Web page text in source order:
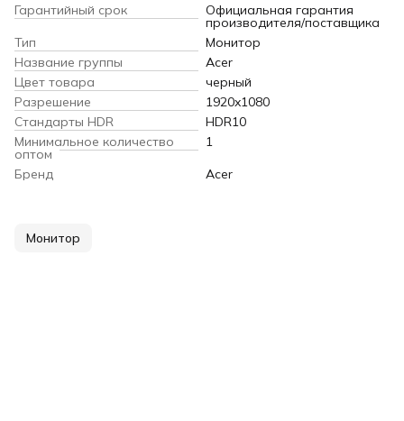
Гарантийный срок
Официальная гарантия
производителя/поставщика
Тип
Монитор
Название группы
Acer
Цвет товара
черный
Разрешение
1920x1080
Cтандарты HDR
HDR10
Минимальное количество
оптом
1
Бренд
Acer
Монитор